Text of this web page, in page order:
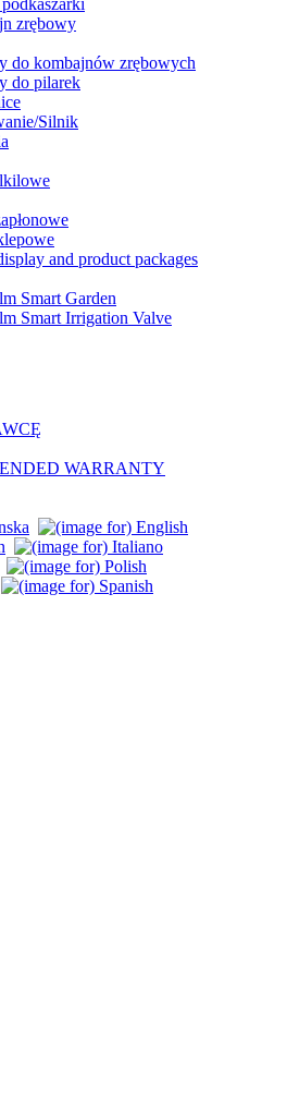
zrębowy
do kombajnów zrębowych
do pilarek
Silnik
and product packages
Smart Garden
Smart Irrigation Valve
WARRANTY